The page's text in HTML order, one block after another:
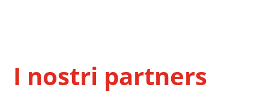
I nostri partners